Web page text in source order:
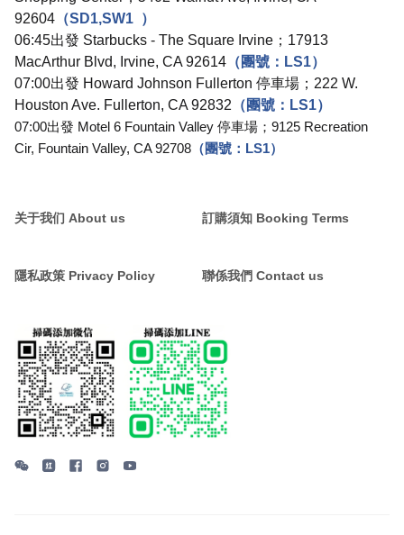
92604 （SD1,SW1 ）
06:45出發 Starbucks - The Square Irvine ； 17913
MacArthur Blvd, Irvine, CA 92614 （團號： LS1）
07:00出發 Howard Johnson Fullerton 停車場； 222 W.
Houston Ave. Fullerton, CA 92832 （團號： LS1）
07:00出發 Motel 6 Fountain Valley 停車場； 9125 Recreation
Cir, Fountain Valley, CA 92708 （團號： LS1）
关于我们 About us 訂購須知 Booking Terms
隱私政策 Privacy Policy 聯係我們 Contact us